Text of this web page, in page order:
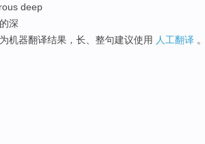
deep
深
机器翻译结果，长、整句建议使用 人工翻译